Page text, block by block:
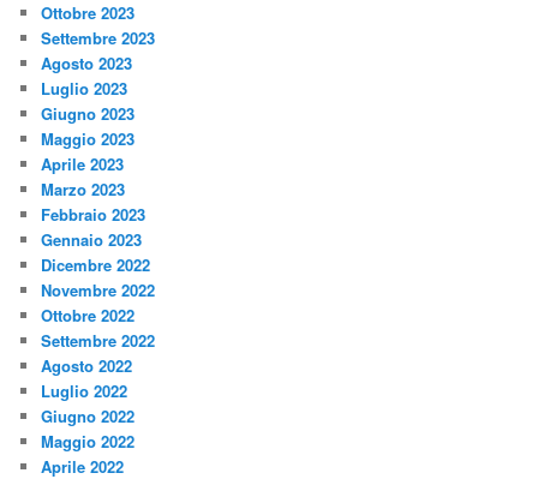
Ottobre 2023
Settembre 2023
Agosto 2023
Luglio 2023
Giugno 2023
Maggio 2023
Aprile 2023
Marzo 2023
Febbraio 2023
Gennaio 2023
Dicembre 2022
Novembre 2022
Ottobre 2022
Settembre 2022
Agosto 2022
Luglio 2022
Giugno 2022
Maggio 2022
Aprile 2022